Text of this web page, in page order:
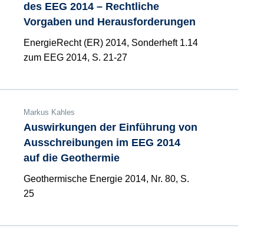
des EEG 2014 – Rechtliche
Vorgaben und Herausforderungen
EnergieRecht (ER) 2014, Sonderheft 1.14
zum EEG 2014, S. 21-27
Markus Kahles
Auswirkungen der Einführung von
Ausschreibungen im EEG 2014
auf die Geothermie
Geothermische Energie 2014, Nr. 80, S.
25